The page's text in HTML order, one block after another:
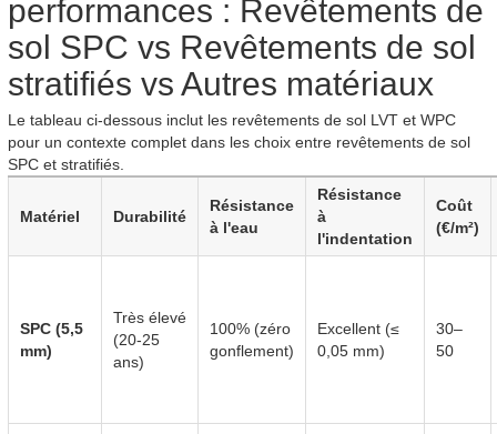
performances : Revêtements de
sol SPC vs Revêtements de sol
stratifiés vs Autres matériaux
Le tableau ci-dessous inclut les revêtements de sol LVT et WPC
pour un contexte complet dans les choix entre revêtements de sol
SPC et stratifiés.
Matériel Durabilité
Résistance
à l'eau
Résistance
à
l'indentation
Coût
(€/m²)
SPC (5,5
mm)
Très élevé
(20-25
ans)
100% (zéro
gonflement)
Excellent (≤
0,05 mm)
30–
50